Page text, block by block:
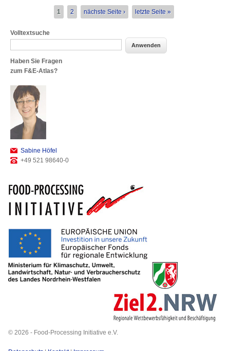
1 2 nächste Seite › letzte Seite »
Volltextsuche
Haben Sie Fragen
zum F&E-Atlas?
Sabine Höfel
+49 521 98640-0
© 2026 - Food-Processing Initiative e.V.